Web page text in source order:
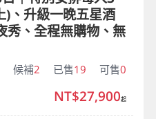
)、升級一晚五星酒
秀、全程無購物、無
候補2 已售19 可售0
NT$27,900起